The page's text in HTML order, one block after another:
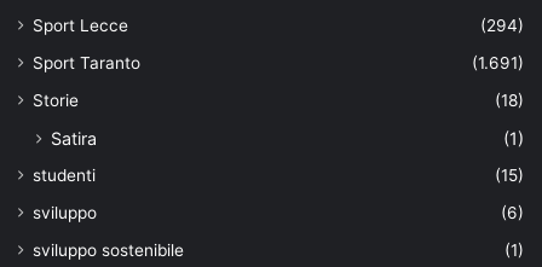
Sport Lecce
(294)
Sport Taranto
(1.691)
Storie
(18)
Satira (1)
studenti
(15)
sviluppo
(6)
sviluppo sostenibile
(1)